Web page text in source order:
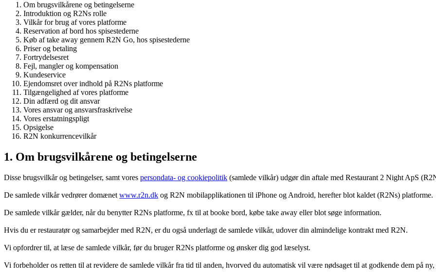
Om brugsvilkårene og betingelserne
Introduktion og R2Ns rolle
Vilkår for brug af vores platforme
Reservation af bord hos spisestederne
Køb af take away gennem R2N Go, hos spisestederne
Priser og betaling
Fortrydelsesret
Fejl, mangler og kompensation
Kundeservice
Ejendomsret over indhold på R2Ns platforme
Tilgængelighed af vores platforme
Din adfærd og dit ansvar
Vores ansvar og ansvarsfraskrivelse
Vores erstatningspligt
Opsigelse
R2N konkurrencevilkår
1. Om brugsvilkårene og betingelserne
Disse brugsvilkår og betingelser, samt vores persondata- og cookiepolitik (samlede vilkår) udgør din aftale med Restaurant 2 Night ApS
De samlede vilkår vedrører domænet www.r2n.dk og R2N mobilapplikationen til iPhone og Android, herefter blot kaldet (R2Ns) platforme.
De samlede vilkår gælder, når du benytter R2Ns platforme, fx til at booke bord, købe take away eller blot søge information.
Hvis du er restauratør og samarbejder med R2N, er du også underlagt de samlede vilkår, udover din almindelige kontrakt med R2N.
Vi opfordrer til, at læse de samlede vilkår, før du bruger R2Ns platforme og ønsker dig god læselyst.
Vi forbeholder os retten til at revidere de samlede vilkår fra tid til anden, hvorved du automatisk vil være nødsaget til at godkende dem på